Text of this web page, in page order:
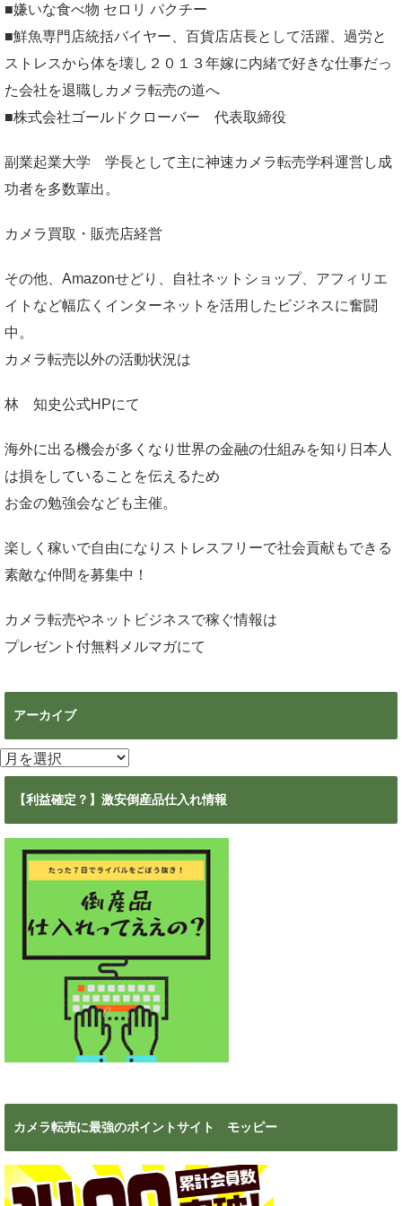
■嫌いな食べ物 セロリ パクチー
■鮮魚専門店統括バイヤー、百貨店店長として活躍、過労と
ストレスから体を壊し２０１３年嫁に内緒で好きな仕事だっ
た会社を退職しカメラ転売の道へ
■株式会社ゴールドクローバー 代表取締役
副業起業大学 学長として主に神速カメラ転売学科運営し成
功者を多数輩出。
カメラ買取・販売店経営
その他、Amazonせどり、自社ネットショップ、アフィリエ
イトなど幅広くインターネットを活用したビジネスに奮闘
中。
カメラ転売以外の活動状況は
林 知史公式HPにて
海外に出る機会が多くなり世界の金融の仕組みを知り日本人
は損をしていることを伝えるため
お金の勉強会なども主催。
楽しく稼いで自由になりストレスフリーで社会貢献もできる
素敵な仲間を募集中！
カメラ転売やネットビジネスで稼ぐ情報は
プレゼント付無料メルマガにて
アーカイブ
ア
ー
【利益確定？】激安倒産品仕入れ情報
カメラ転売に最強のポイントサイト モッピー